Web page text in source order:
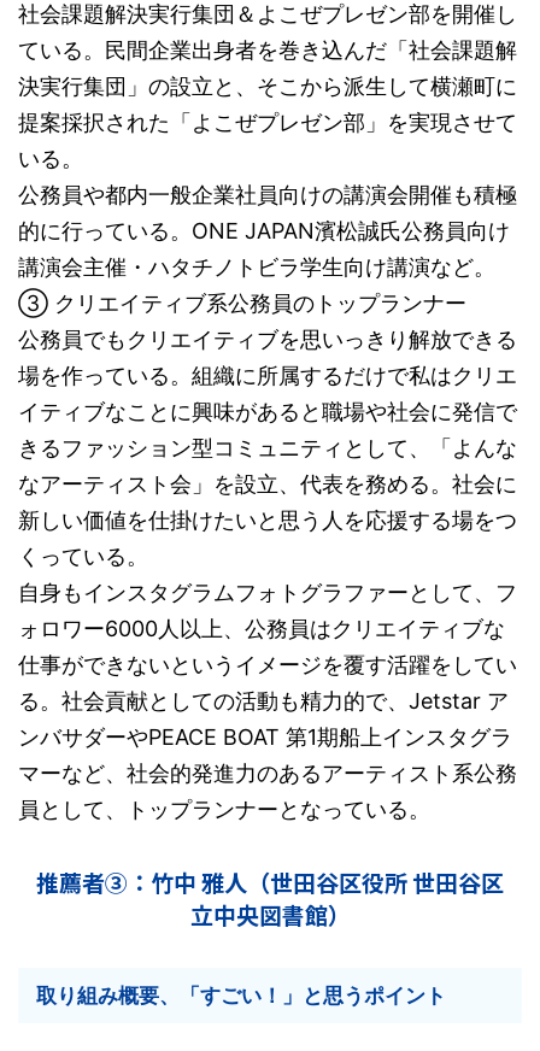
社会課題解決実行集団＆よこぜプレゼン部を開催し
ている。民間企業出身者を巻き込んだ「社会課題解
決実行集団」の設立と、そこから派生して横瀬町に
提案採択された「よこぜプレゼン部」を実現させて
いる。
公務員や都内一般企業社員向けの講演会開催も積極
的に行っている。ONE JAPAN濱松誠氏公務員向け
講演会主催・ハタチノトビラ学生向け講演など。
③ クリエイティブ系公務員のトップランナー
公務員でもクリエイティブを思いっきり解放できる
場を作っている。組織に所属するだけで私はクリエ
イティブなことに興味があると職場や社会に発信で
きるファッション型コミュニティとして、「よんな
なアーティスト会」を設立、代表を務める。社会に
新しい価値を仕掛けたいと思う人を応援する場をつ
くっている。
自身もインスタグラムフォトグラファーとして、フ
ォロワー6000人以上、公務員はクリエイティブな
仕事ができないというイメージを覆す活躍をしてい
る。社会貢献としての活動も精力的で、Jetstar ア
ンバサダーやPEACE BOAT 第1期船上インスタグラ
マーなど、社会的発進力のあるアーティスト系公務
員として、トップランナーとなっている。
推薦者③：竹中 雅人（世田谷区役所 世田谷区
立中央図書館）
取り組み概要、「すごい！」と思うポイント